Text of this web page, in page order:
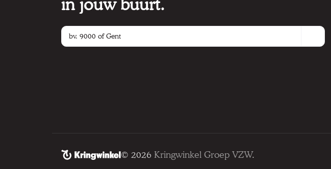
in jouw buurt.
© 2026 Kringwinkel Groep VZW.